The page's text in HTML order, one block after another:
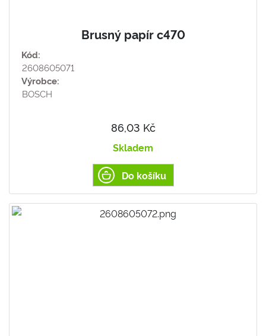
Brusný papír c470
Kód:
2608605071
Výrobce:
BOSCH
86,03 Kč
Skladem
Do košíku